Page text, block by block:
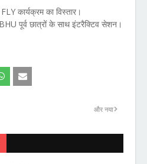
कार्यक्रम का विस्तार।
पूर्व छात्रों के साथ इंटरैक्टिव सेशन।
और नया